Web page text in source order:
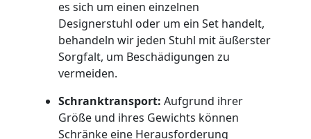
es sich um einen einzelnen
Designerstuhl oder um ein Set handelt,
behandeln wir jeden Stuhl mit äußerster
Sorgfalt, um Beschädigungen zu
vermeiden.
Schranktransport: Aufgrund ihrer
Größe und ihres Gewichts können
Schränke eine Herausforderung
Dornbirn
Vereinsumzug
Dornbirn